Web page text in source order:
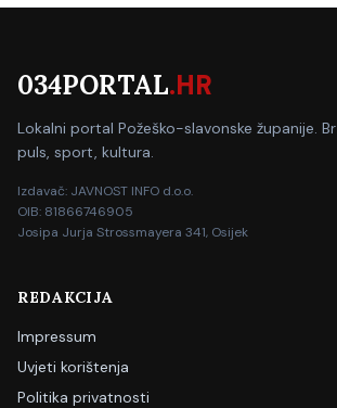
034PORTAL.HR
Lokalni portal Požeško-slavonske županije.
puls, sport, kultura.
Izdavač: JAVNOST INFO d.o.o.
OIB: 81866746905
Josipa Jurja Strossmayera 341, Osijek
REDAKCIJA
Impressum
Uvjeti korištenja
Politika privatnosti